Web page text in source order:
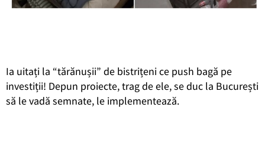
Ia uitați la “tărănușii” de bistrițeni ce push bagă pe
investiții! Depun proiecte, trag de ele, se duc la București
să le vadă semnate, le implementează.